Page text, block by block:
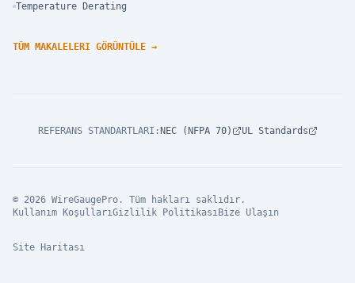
Temperature Derating
TÜM MAKALELERI GÖRÜNTÜLE →
REFERANS STANDARTLARI : NEC (NFPA 70) UL Standards
© 2026 WireGaugePro. Tüm hakları saklıdır.
Kullanım KoşullarıGizlilik PolitikasıBize Ulaşın
Site Haritası